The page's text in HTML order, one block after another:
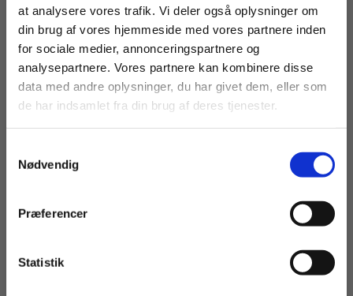
at analysere vores trafik. Vi deler også oplysninger om
din brug af vores hjemmeside med vores partnere inden
for sociale medier, annonceringspartnere og
analysepartnere. Vores partnere kan kombinere disse
data med andre oplysninger, du har givet dem, eller som
de har indsamlet fra din brug af deres tjenester.
Nødvendig
Præferencer
Statistik
Specialundervisning for Voksne, samt elever på
ungdomsuddannelser som EGU, FGU og STU.
For privatkunder og
studerende. Du får
vist priser inkl.
For institutioner og
virksomheder. Du
får vist priser ekskl.